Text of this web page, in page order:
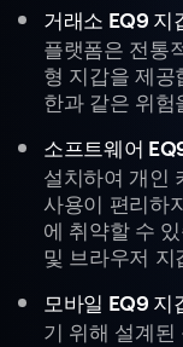
거래소 EQ9 지
플랫폼은 전통
형 지갑을 제
한과 같은 위
소프트웨어
설치하여 개인
사용이 편리하
에 취약할 수
및 브라우저
모바일 EQ9 지
기 위해 설계